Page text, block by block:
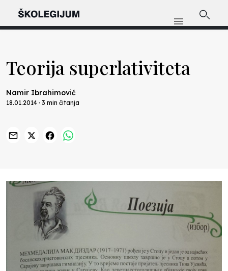
Teorija superlativiteta
Namir Ibrahimović
18.01.2014 · 3 min čitanja